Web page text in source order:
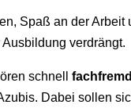
Spaß an der Arbeit
verdrängt.
schnell
Dabei sollen